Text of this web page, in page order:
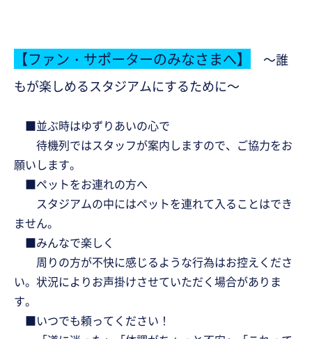
【ファン・サポーターのみなさまへ】
～誰
もが楽しめるスタジアムにするために～
■並ぶ時はゆずりあいの心で
待機列ではスタッフが案内しますので、ご協力をお
願いします。
■ペットをお連れの方へ
スタジアムの中にはペットを連れて入ることはでき
ません。
■みんなで楽しく
周りの方が不快に感じるような行為はお控えくださ
い。状況によりお声掛けさせていただく場合がありま
す。
■いつでも頼ってください！